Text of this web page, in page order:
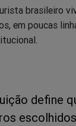
brasileiro
em poucas
define